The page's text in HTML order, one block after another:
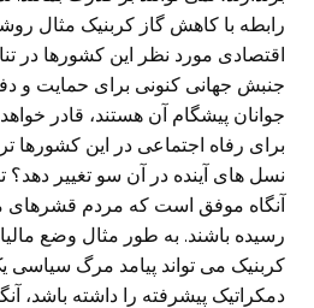
رابطه با کاهش گاز کربنیک مثال
اقتصادی مورد نظر این کشورها در
جنبش جهانی کنونی برای حمایت و
جوانان پیشگام آن هستند، قادر
برای رفاه اجتماعی در این کشورها
نسل های آینده در آن سو تغییر دهد؟
آنگاه موفق است که مردم قشرهای
رسیده باشند. به طور مثال وضع
کربنیک می تواند پیامد مرگ سیاسی
دمکراتیک پیشرفته را داشته باشد،